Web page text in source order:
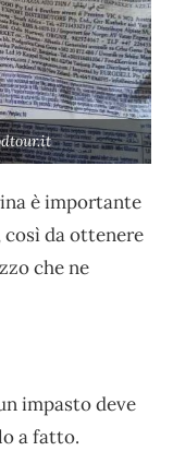
è importante
così da ottenere
che ne
impasto deve
a fatto.